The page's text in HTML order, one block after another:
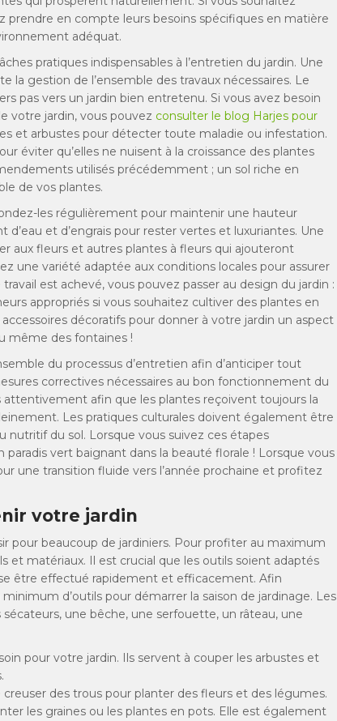
prendre en compte leurs besoins spécifiques en matière
adéquat.
pratiques indispensables à l’entretien du jardin. Une
la gestion de l’ensemble des travaux nécessaires. Le
pas vers un jardin bien entretenu. Si vous avez besoin
votre jardin, vous pouvez consulter le blog Harjes pour
et arbustes pour détecter toute maladie ou infestation.
éviter qu’elles ne nuisent à la croissance des plantes
utilisés précédemment ; un sol riche en
de vos plantes.
les régulièrement pour maintenir une hauteur
et d’engrais pour rester vertes et luxuriantes. Une
aux fleurs et autres plantes à fleurs qui ajouteront
une variété adaptée aux conditions locales pour assurer
est achevé, vous pouvez passer au design du jardin :
appropriés si vous souhaitez cultiver des plantes en
décoratifs pour donner à votre jardin un aspect
même des fontaines !
du processus d’entretien afin d’anticiper tout
correctives nécessaires au bon fonctionnement du
attentivement afin que les plantes reçoivent toujours la
Les pratiques culturales doivent également être
du sol. Lorsque vous suivez ces étapes
vert baignant dans la beauté florale ! Lorsque vous
une transition fluide vers l’année prochaine et profitez
votre jardin
pour beaucoup de jardiniers. Pour profiter au maximum
et matériaux. Il est crucial que les outils soient adaptés
être effectué rapidement et efficacement. Afin
d’outils pour démarrer la saison de jardinage. Les
une bêche, une serfouette, un râteau, une
pour votre jardin. Ils servent à couper les arbustes et
des trous pour planter des fleurs et des légumes.
les graines ou les plantes en pots. Elle est également